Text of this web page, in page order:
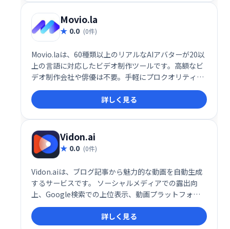
Movio.la
0.0 (0件)
Movio.laは、60種類以上のリアルなAIアバターが20以
上の言語に対応したビデオ制作ツールです。高額なビ
デオ制作会社や俳優は不要。手軽にプロクオリティの
動画を作成できます。時間とコストを大幅に削減し、
独自のビデオスタジオを手に入れましょう。
詳しく見る
Vidon.ai
0.0 (0件)
Vidon.aiは、ブログ記事から魅力的な動画を自動生成
するサービスです。 ソーシャルメディアでの露出向
上、Google検索での上位表示、動画プラットフォー
ムでのコンテンツ共有を支援します。 ブログ記事を簡
単に動画化し、効果的なコンテンツマーケティングを
詳しく見る